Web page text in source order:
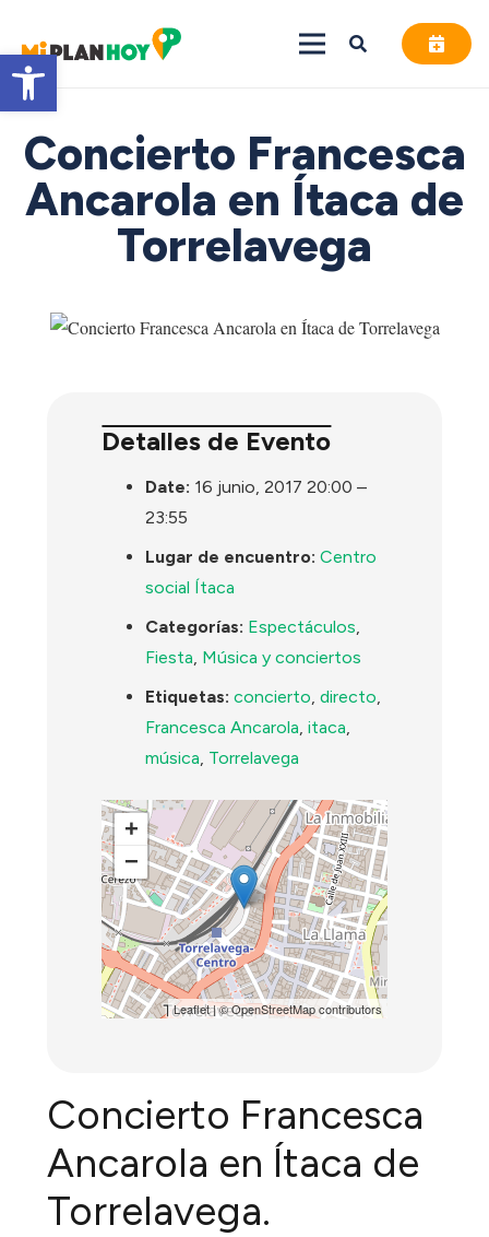
Abrir barra de herramientas
Concierto Francesca
Ancarola en Ítaca de
Torrelavega
Detalles de Evento
Date: 16 junio, 2017 20:00 –
23:55
Lugar de encuentro: Centro
social Ítaca
Categorías: Espectáculos,
Fiesta, Música y conciertos
Etiquetas: concierto,directo,
Francesca Ancarola,itaca,
música, Torrelavega
+
−
Leaflet| ©OpenStreetMapcontributors
Concierto Francesca
Ancarola en Ítaca de
Torrelavega.